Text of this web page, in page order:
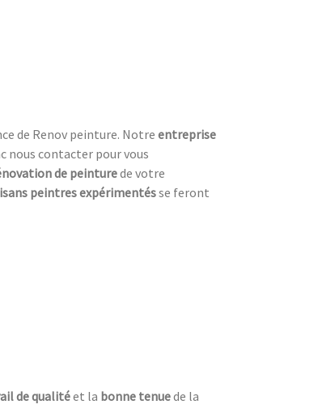
de Renov peinture. Notre entreprise
nous contacter pour vous
de peinturede votre
peintres expérimentésse feront
de qualitéet la bonne tenuede la